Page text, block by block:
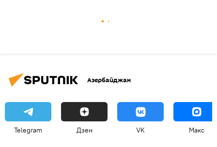
Азербайджан
Telegram Дзен VK Макс